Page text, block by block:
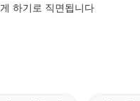
하기로 직면됩니다